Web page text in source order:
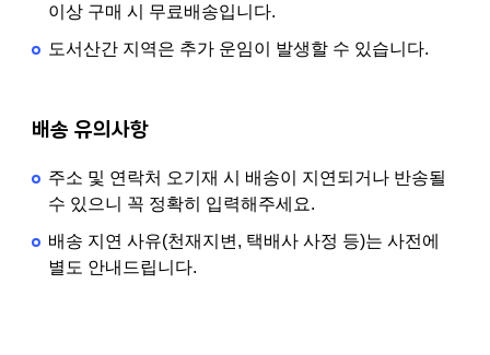
이상 구매 시 무료배송입니다.
도서산간 지역은 추가 운임이 발생할 수 있습니다.
배송 유의사항
주소 및 연락처 오기재 시 배송이 지연되거나 반송될
수 있으니 꼭 정확히 입력해주세요.
배송 지연 사유(천재지변, 택배사 사정 등)는 사전에
별도 안내드립니다.